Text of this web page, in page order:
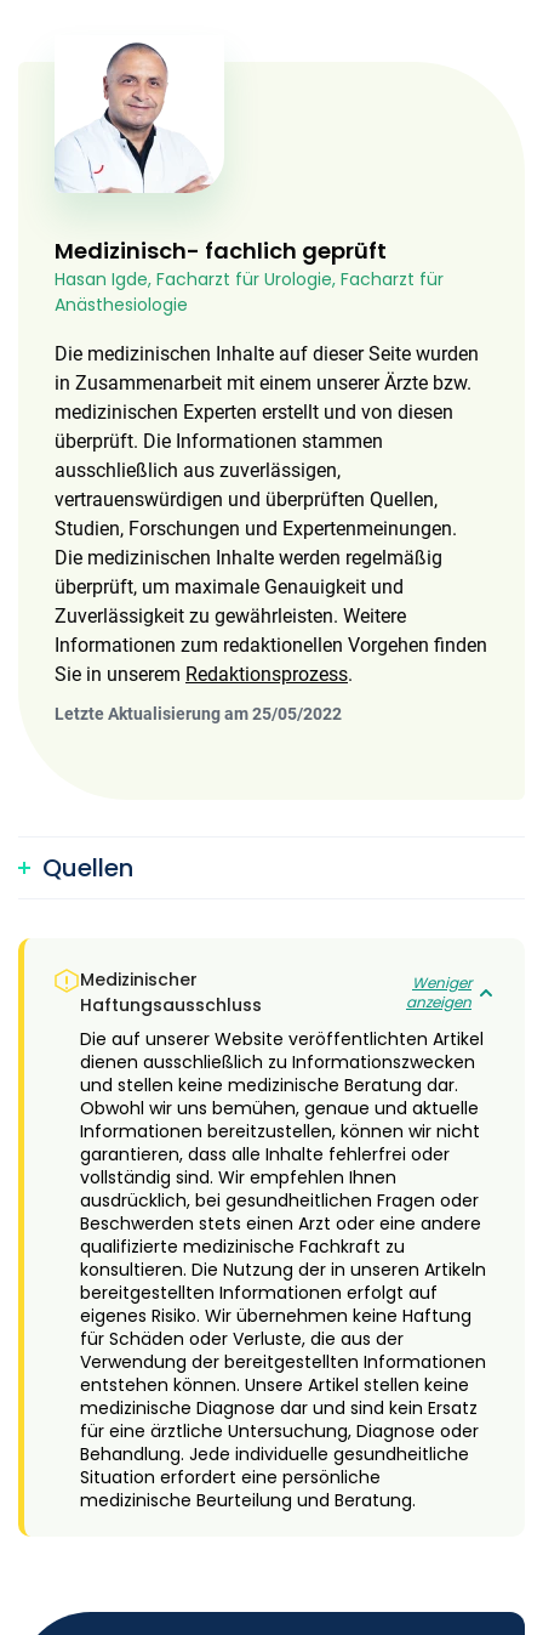
Medizinisch- fachlich geprüft
Hasan Igde, Facharzt für Urologie, Facharzt für
Anästhesiologie
Die medizinischen Inhalte auf dieser Seite wurden
in Zusammenarbeit mit einem unserer Ärzte bzw.
medizinischen Experten erstellt und von diesen
überprüft. Die Informationen stammen
ausschließlich aus zuverlässigen,
vertrauenswürdigen und überprüften Quellen,
Studien, Forschungen und Expertenmeinungen.
Die medizinischen Inhalte werden regelmäßig
überprüft, um maximale Genauigkeit und
Zuverlässigkeit zu gewährleisten. Weitere
Informationen zum redaktionellen Vorgehen finden
Sie in unserem Redaktionsprozess.
Letzte Aktualisierung am 25/05/2022
Quellen
Medizinischer
Haftungsausschluss
Weniger
anzeigen
Die auf unserer Website veröffentlichten Artikel
dienen ausschließlich zu Informationszwecken
und stellen keine medizinische Beratung dar.
Obwohl wir uns bemühen, genaue und aktuelle
Informationen bereitzustellen, können wir nicht
garantieren, dass alle Inhalte fehlerfrei oder
vollständig sind. Wir empfehlen Ihnen
ausdrücklich, bei gesundheitlichen Fragen oder
Beschwerden stets einen Arzt oder eine andere
qualifizierte medizinische Fachkraft zu
konsultieren. Die Nutzung der in unseren Artikeln
bereitgestellten Informationen erfolgt auf
eigenes Risiko. Wir übernehmen keine Haftung
für Schäden oder Verluste, die aus der
Verwendung der bereitgestellten Informationen
entstehen können. Unsere Artikel stellen keine
medizinische Diagnose dar und sind kein Ersatz
für eine ärztliche Untersuchung, Diagnose oder
Behandlung. Jede individuelle gesundheitliche
Situation erfordert eine persönliche
medizinische Beurteilung und Beratung.